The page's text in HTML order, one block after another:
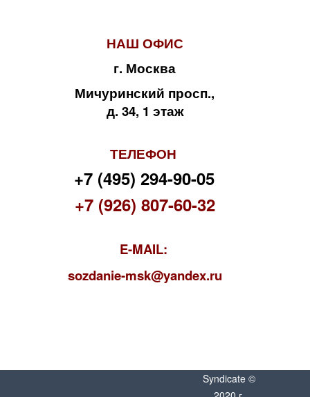
НАШ ОФИС
г. Москва
Мичуринский просп.,
д. 34, 1 этаж
ТЕЛЕФОН
+7 (495) 294-90-05
+7 (926) 807-60-32
E-MAIL:
sozdanie-msk@yandex.ru
Syndicate ©